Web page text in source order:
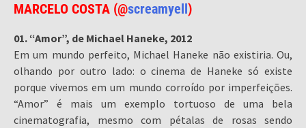
MARCELO COSTA (@screamyell)
01. “Amor”, de Michael Haneke, 2012
Em um mundo perfeito, Michael Haneke não existiria. Ou,
olhando por outro lado: o cinema de Haneke só existe
porque vivemos em um mundo corroído por imperfeições.
“Amor” é mais um exemplo tortuoso de uma bela
cinematografia, mesmo com pétalas de rosas sendo